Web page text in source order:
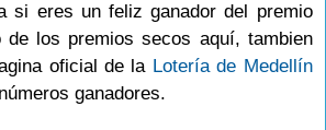
si eres un feliz ganador del premio
de los premios secos aquí, tambien
oficial de la Lotería de Medellín
ganadores.